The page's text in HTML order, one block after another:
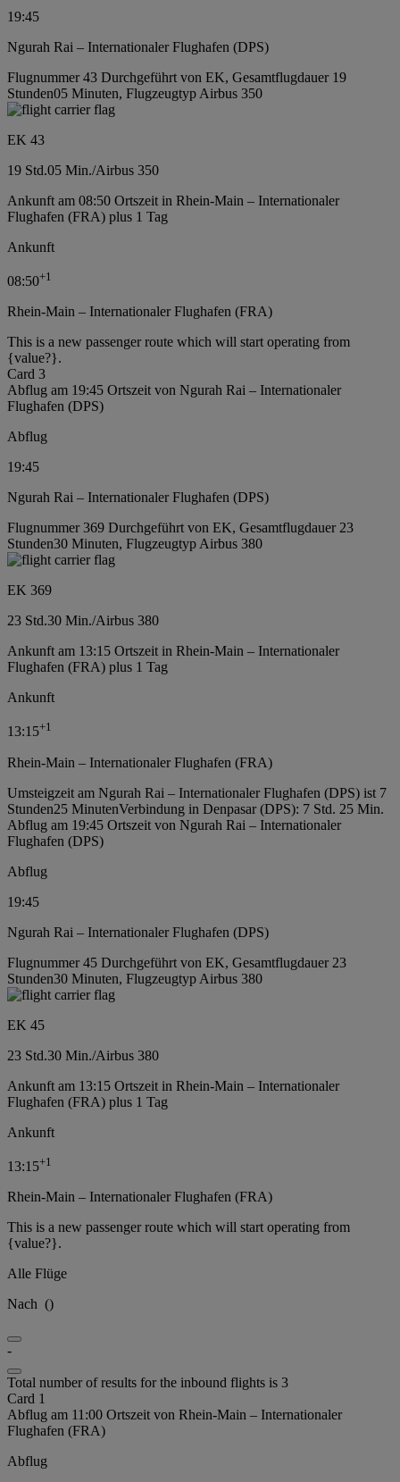
19:45
Ngurah Rai – Internationaler Flughafen (DPS)
Flugnummer 43 Durchgeführt von EK, Gesamtflugdauer 19
Stunden05 Minuten, Flugzeugtyp Airbus 350
EK 43
19 Std.05 Min./Airbus 350
Ankunft am 08:50 Ortszeit in Rhein-Main – Internationaler
Flughafen (FRA) plus 1 Tag
Ankunft
08:50+1
Rhein-Main – Internationaler Flughafen (FRA)
This is a new passenger route which will start operating from
{value?}.
Card 3
Abflug am 19:45 Ortszeit von Ngurah Rai – Internationaler
Flughafen (DPS)
Abflug
19:45
Ngurah Rai – Internationaler Flughafen (DPS)
Flugnummer 369 Durchgeführt von EK, Gesamtflugdauer 23
Stunden30 Minuten, Flugzeugtyp Airbus 380
EK 369
23 Std.30 Min./Airbus 380
Ankunft am 13:15 Ortszeit in Rhein-Main – Internationaler
Flughafen (FRA) plus 1 Tag
Ankunft
13:15+1
Rhein-Main – Internationaler Flughafen (FRA)
Umsteigzeit am Ngurah Rai – Internationaler Flughafen (DPS) ist 7
Stunden25 MinutenVerbindung in Denpasar (DPS): 7 Std. 25 Min.
Abflug am 19:45 Ortszeit von Ngurah Rai – Internationaler
Flughafen (DPS)
Abflug
19:45
Ngurah Rai – Internationaler Flughafen (DPS)
Flugnummer 45 Durchgeführt von EK, Gesamtflugdauer 23
Stunden30 Minuten, Flugzeugtyp Airbus 380
EK 45
23 Std.30 Min./Airbus 380
Ankunft am 13:15 Ortszeit in Rhein-Main – Internationaler
Flughafen (FRA) plus 1 Tag
Ankunft
13:15+1
Rhein-Main – Internationaler Flughafen (FRA)
This is a new passenger route which will start operating from
{value?}.
Alle Flüge
Nach ()
-
Total number of results for the inbound flights is 3
Card 1
Abflug am 11:00 Ortszeit von Rhein-Main – Internationaler
Flughafen (FRA)
Abflug